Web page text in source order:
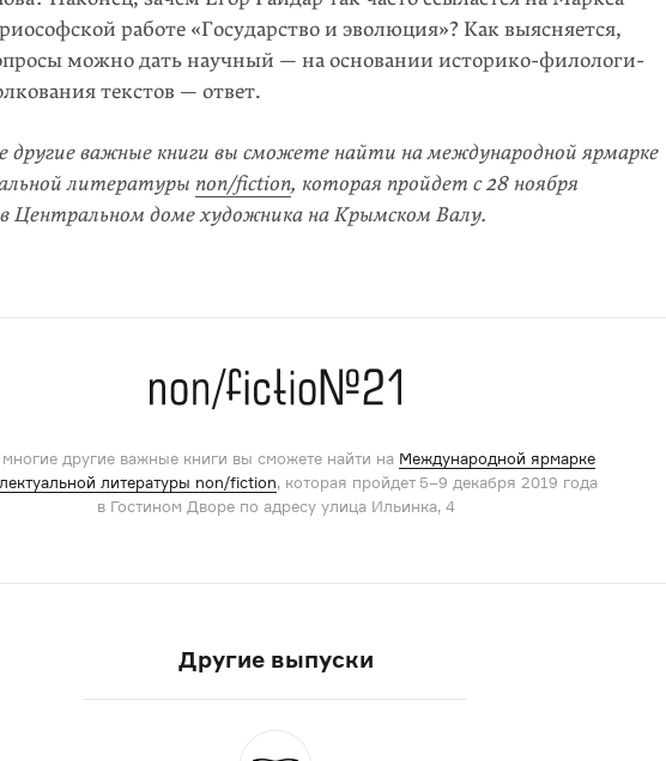
работе «Государство и эво­люция»? Как выясняется,
можно дать научный — на основании историко-филологи­
текстов — ответ.
другие важные книги вы сможете найти на международной ярмарке
литературы non/fiction, которая пройдет с 28 ноября
в Центральном доме художника на Крымском Валу.
многие другие важные книги вы сможете найти на Международной ярмарке
литературы non/fiction, которая пройдет 5–9 декабря 2019 года
в Гостином Дворе по адресу улица Ильинка, 4
Другие выпуски